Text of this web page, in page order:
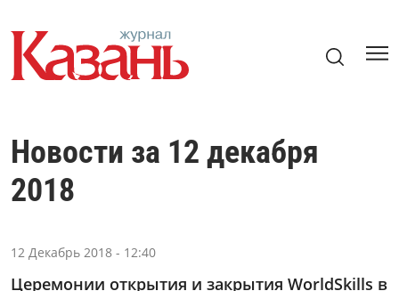
Новости за 12 декабря
2018
12 Декабрь 2018 - 12:40
Церемонии открытия и закрытия WorldSkills в